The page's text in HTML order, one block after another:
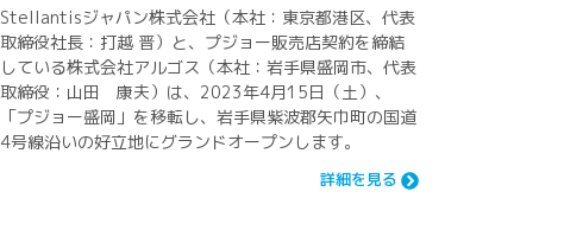
Stellantisジャパン株式会社（本社：東京都港区、代表
取締役社長：打越 晋）と、プジョー販売店契約を締結
している株式会社アルゴス（本社：岩手県盛岡市、代表
取締役：山田 康夫）は、2023年4月15日（土）、
「プジョー盛岡」を移転し、岩手県紫波郡矢巾町の国道
4号線沿いの好立地にグランドオープンします。
詳細を見る